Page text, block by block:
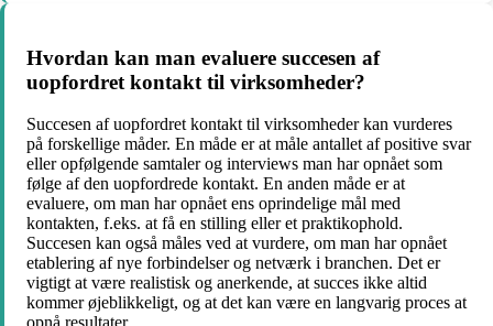
Hvordan kan man evaluere succesen af
uopfordret kontakt til virksomheder?
Succesen af uopfordret kontakt til virksomheder kan vurderes
på forskellige måder. En måde er at måle antallet af positive svar
eller opfølgende samtaler og interviews man har opnået som
følge af den uopfordrede kontakt. En anden måde er at
evaluere, om man har opnået ens oprindelige mål med
kontakten, f.eks. at få en stilling eller et praktikophold.
Succesen kan også måles ved at vurdere, om man har opnået
etablering af nye forbindelser og netværk i branchen. Det er
vigtigt at være realistisk og anerkende, at succes ikke altid
kommer øjeblikkeligt, og at det kan være en langvarig proces at